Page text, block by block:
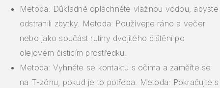
Metoda: Důkladně opláchněte vlažnou vodou, abyste
odstranili zbytky. Metoda: Používejte ráno a večer
nebo jako součást rutiny dvojitého čištění po
olejovém čisticím prostředku.
Metoda: Vyhněte se kontaktu s očima a zaměřte se
na T-zónu, pokud je to potřeba. Metoda: Pokračujte s